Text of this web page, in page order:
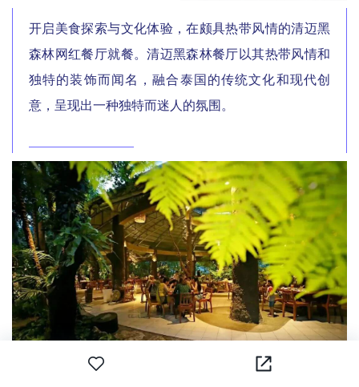
开启美食探索与文化体验，在颇具热带风情的清迈黑
森林网红餐厅就餐。清迈黑森林餐厅以其热带风情和
独特的装饰而闻名，融合泰国的传统文化和现代创
意，呈现出一种独特而迷人的氛围。